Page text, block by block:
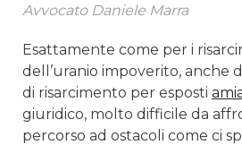
Avvocato Daniele Marra
Esattamente come per i
dell’uranio impoverito, anche
di risarcimento per esposti
giuridico, molto difficile da
percorso ad ostacoli come ci